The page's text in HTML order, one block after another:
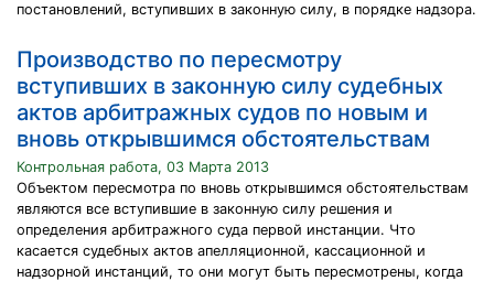
постановлений, вступивших в законную силу, в порядке надзора.
Производство по пересмотру
вступивших в законную силу судебных
актов арбитражных судов по новым и
вновь открывшимся обстоятельствам
Контрольная работа, 03 Марта 2013
Объектом пересмотра по вновь открывшимся обстоятельствам
являются все вступившие в законную силу решения и
определения арбитражного суда первой инстанции. Что
касается судебных актов апелляционной, кассационной и
надзорной инстанций, то они могут быть пересмотрены, когда